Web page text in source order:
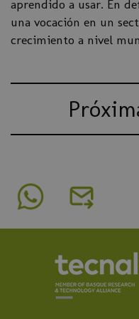
aprendido a usar. En
una vocación en un
crecimiento a nivel